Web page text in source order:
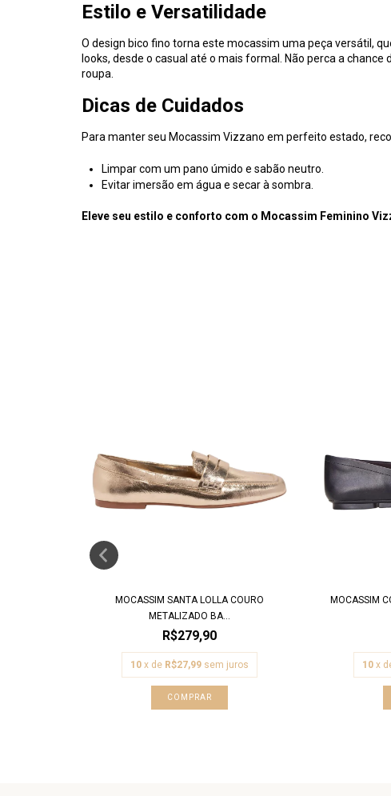
Estilo e Versatilidade
O design bico fino torna este mocassim uma peça versátil,
looks, desde o casual até o mais formal. Não perca a
roupa.
Dicas de Cuidados
Para manter seu Mocassim Vizzano em perfeito estado,
Limpar com um pano úmido e sabão neutro.
Evitar imersão em água e secar à sombra.
Eleve seu estilo e conforto com o Mocassim Feminino
MOCASSIM SANTA LOLLA COURO
METALIZADO BA...
R$279,90
10 x de R$27,99 sem juros
COMPRAR
MOCASSIM
10 x